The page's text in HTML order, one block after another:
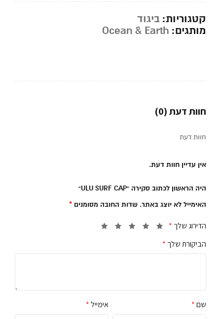
קטגוריות: ביגוד
מותגים: Ocean & Earth
חוות דעת (0)
חוות דעת
אין עדיין חוות דעת.
היה הראשון לכתוב סקירה “ULU SURF CAP”
האימייל לא יוצג באתר. שדות החובה מסומנים *
הדירוג שלך *
הביקורת שלך *
שם* אימייל*